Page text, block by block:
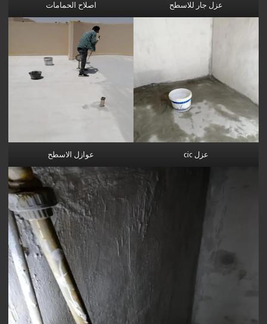
عزل جار للاسطح اصلاح الحمامات
عزل cic عوازل الاسطح